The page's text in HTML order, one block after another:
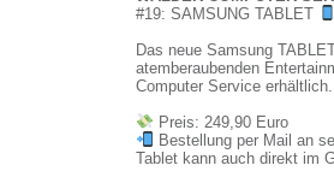
#19: SAMSUNG TABLET
Das neue Samsung
atemberaubenden
Computer Service erhältlich.
Preis: 249,90 Euro
Bestellung per Mail an
Tablet kann auch direkt im